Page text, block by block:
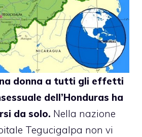
donna a tutti gli effetti
dell’Honduras ha
da solo. Nella nazione
Tegucigalpa non vi